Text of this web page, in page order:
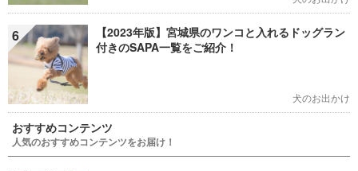
6
【2023年版】宮城県のワンコと入れるドッグラン
付きのSAPA一覧をご紹介！
犬のお出かけ
おすすめコンテンツ
人気のおすすめコンテンツをお届け！